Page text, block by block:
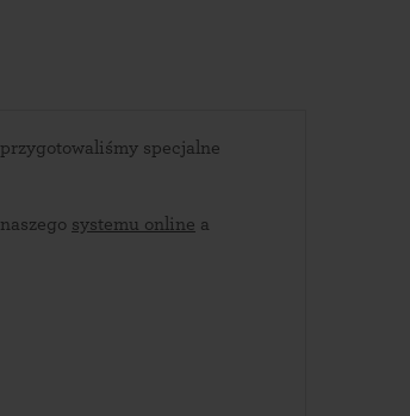
specjalne
systemu online a